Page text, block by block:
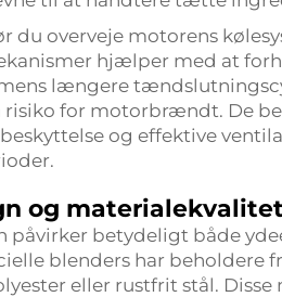
du overveje motorens
hjælper med at
længere
for motorbrændt. De
og effektive
og materialekvalitet
påvirker betydeligt både
blenders har beholdere
eller rustfrit stål.